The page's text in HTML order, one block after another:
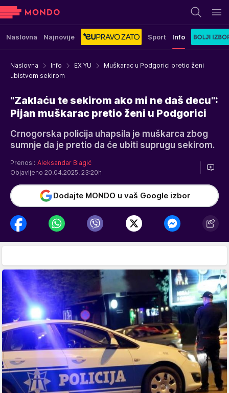
Naslovna Najnovije Sport Info
Naslovna Info EX YU
Muškarac u Podgorici pretio ženi
ubistvom sekirom
"Zaklaću te sekirom ako mi ne daš decu":
Pijan muškarac pretio ženi u Podgorici
Crnogorska policija uhapsila je muškarca zbog
sumnje da je pretio da će ubiti suprugu sekirom.
Prenosi: Aleksandar Blagić
Objavljeno 20.04.2025. 23:20h
Dodajte MONDO u vaš Google izbor